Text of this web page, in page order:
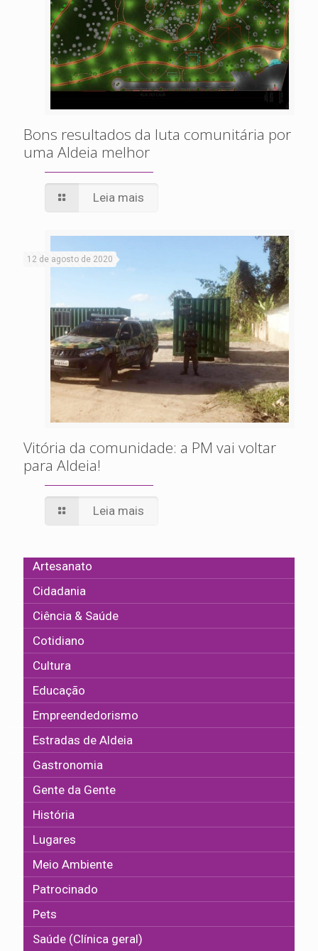
Bons resultados da luta comunitária por
uma Aldeia melhor
Leia mais
12 de agosto de 2020
Vitória da comunidade: a PM vai voltar
para Aldeia!
Leia mais
Artesanato
Cidadania
Ciência & Saúde
Cotidiano
Cultura
Educação
Empreendedorismo
Estradas de Aldeia
Gastronomia
Gente da Gente
História
Lugares
Meio Ambiente
Patrocinado
Pets
Saúde (Clínica geral)